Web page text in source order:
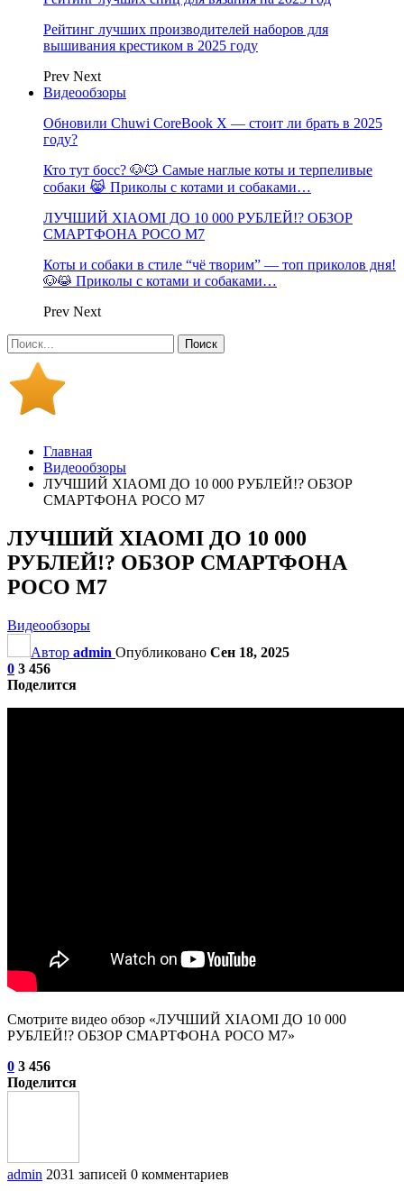
Рейтинг лучших производителей наборов для
вышивания крестиком в 2025 году
Prev Next
Видеообзоры
Обновили Chuwi CoreBook X — стоит ли брать в 2025
году?
Кто тут босс? 🐶😼 Самые наглые коты и терпеливые
собаки 😹 Приколы с котами и собаками…
ЛУЧШИЙ XIAOMI ДО 10 000 РУБЛЕЙ!? ОБЗОР
СМАРТФОНА POCO M7
Коты и собаки в стиле “чё творим” — топ приколов дня!
🐶😹 Приколы с котами и собаками…
Prev Next
Главная
Видеообзоры
ЛУЧШИЙ XIAOMI ДО 10 000 РУБЛЕЙ!? ОБЗОР
СМАРТФОНА POCO M7
ЛУЧШИЙ XIAOMI ДО 10 000
РУБЛЕЙ!? ОБЗОР СМАРТФОНА
POCO M7
Видеообзоры
Автор admin Опубликовано Сен 18, 2025
0 3 456
Поделится
Смотрите видео обзор «ЛУЧШИЙ XIAOMI ДО 10 000
РУБЛЕЙ!? ОБЗОР СМАРТФОНА POCO M7»
0 3 456
Поделится
admin 2031 записей 0 комментариев